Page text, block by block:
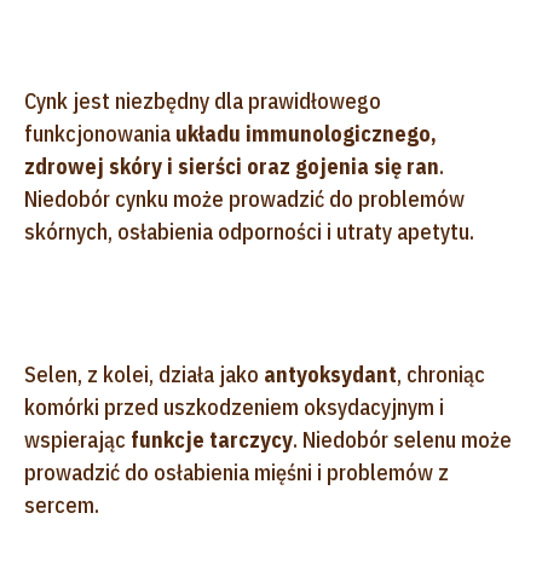
Cynk jest niezbędny dla prawidłowego
funkcjonowania układu immunologicznego,
zdrowej skóry i sierści oraz gojenia się ran.
Niedobór cynku może prowadzić do problemów
skórnych, osłabienia odporności i utraty apetytu.
Selen, z kolei, działa jako antyoksydant, chroniąc
komórki przed uszkodzeniem oksydacyjnym i
wspierając funkcje tarczycy. Niedobór selenu może
prowadzić do osłabienia mięśni i problemów z
sercem.